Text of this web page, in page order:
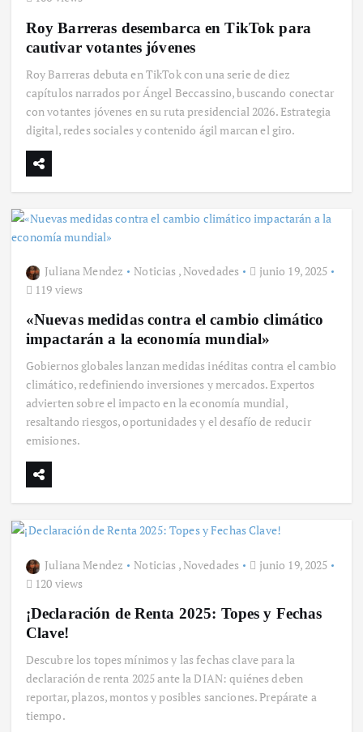
Roy Barreras desembarca en TikTok para
cautivar votantes jóvenes
Roy Barreras debuta en TikTok con una serie de diez
capítulos narrados por Ángel Beccassino, buscando conectar
con votantes jóvenes en su ruta presidencial 2026. Estrategia
digital, redes sociales y contenido ágil marcan el giro.
Juliana Mendez Noticias ,Novedades
junio 19, 2025
119 views
«Nuevas medidas contra el cambio climático
impactarán a la economía mundial»
Gobiernos globales lanzan medidas inéditas contra el cambio
climático, redefiniendo inversiones y mercados. Expertos
advierten sobre el impacto en la economía mundial,
resaltando riesgos, oportunidades y el desafío de reducir
emisiones.
Juliana Mendez Noticias ,Novedades
junio 19, 2025
120 views
¡Declaración de Renta 2025: Topes y Fechas
Clave!
Descubre los topes mínimos y las fechas clave para la
declaración de renta 2025 ante la DIAN: quiénes deben
reportar, plazos, montos y posibles sanciones. Prepárate a
tiempo.